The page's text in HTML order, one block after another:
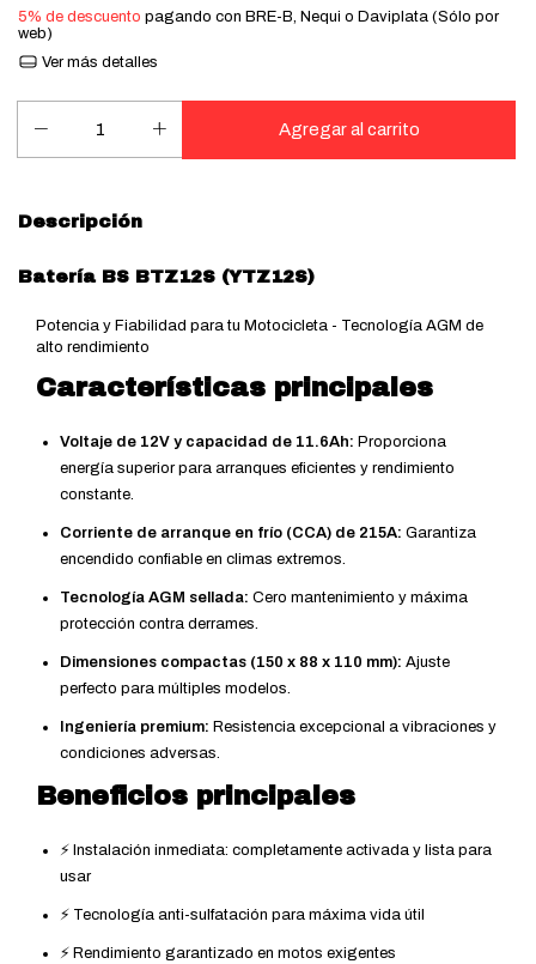
5% de descuento pagando con BRE-B, Nequi o Daviplata (Sólo por
web)
Ver más detalles
Descripción
Batería BS BTZ12S (YTZ12S)
Potencia y Fiabilidad para tu Motocicleta - Tecnología AGM de
alto rendimiento
Características principales
Voltaje de 12V y capacidad de 11.6Ah: Proporciona
energía superior para arranques eficientes y rendimiento
constante.
Corriente de arranque en frío (CCA) de 215A: Garantiza
encendido confiable en climas extremos.
Tecnología AGM sellada: Cero mantenimiento y máxima
protección contra derrames.
Dimensiones compactas (150 x 88 x 110 mm): Ajuste
perfecto para múltiples modelos.
Ingeniería premium: Resistencia excepcional a vibraciones y
condiciones adversas.
Beneficios principales
⚡ Instalación inmediata: completamente activada y lista para
usar
⚡ Tecnología anti-sulfatación para máxima vida útil
⚡ Rendimiento garantizado en motos exigentes